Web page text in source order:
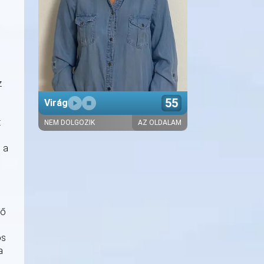
a
Virág 55
Bemutatkozó szöveg hamarosan
NEM DOLGOZIK AZ OLDALAM